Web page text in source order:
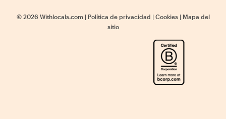
© 2026 Withlocals.com | Política de privacidad | Cookies | Mapa del
sitio